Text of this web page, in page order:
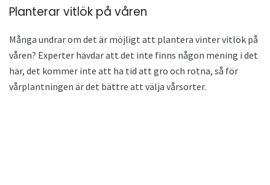
Planterar vitlök på våren
Många undrar om det är möjligt att plantera vinter vitlök på
våren? Experter hävdar att det inte finns någon mening i det
här, det kommer inte att ha tid att gro och rotna, så för
vårplantningen är det bättre att välja vårsorter.